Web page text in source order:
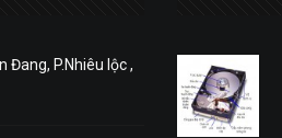
Đang, P.Nhiêu lộc ,